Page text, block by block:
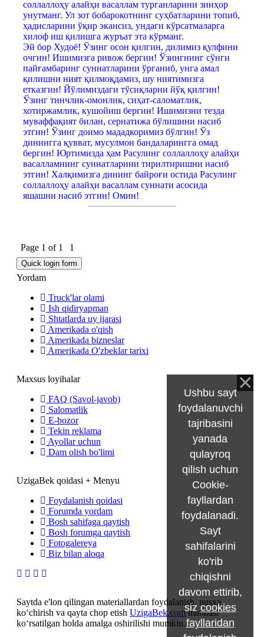
соллаллоҳу алайҳи васаллам турганларини зинҳор
унутманг. Ул зот бобарокотнинг суҳбатларини топиб,
ҳадисларини ўқир экансиз, ундаги кўрсатмаларга
хилоф иш қилишга журъат эта кўрманг.
Эй бор Худоё! Ўзинг осон қилгин, дилимиз қулфини
очгин! Ишимизга ривож бергин! Ўзингнинг сўнги
пайғамбаринг суннатларини ўрганиб, унга амал
қилишни ният қилмоқдамиз, шу ниятимизга
етказгин! Йўлимиздаги тўсиқларни йўқ қилгин!
Ўзинг тинчлик-омонлик, сиҳат-саломатлик,
хотиржамлик, кушойиш бергин! Ишимизни тезда
муваффақият билан, сернатижа бўлишини насиб
этгин! Ўзинг доимо мададкоримиз бўлгин! Ўз
динингга қувват, мусулмон бандаларингга омад
бергин! Юртимизда ҳам Расулинг соллаллоҳу алайҳи
васалламнинг суннатларини тирилтиришни насиб
этгин! Халқимизга дининг байроғи остида Расулинг
соллаллоҳу алайҳи васаллам суннати асосида
яшашни насиб этгин! Омин!
Page 1 of 1 1
Yordam
Truck'lar olami
Ish qidiryapman
Shtatlarda uy ijarasi
Amerikada o'qish
Amerikada bizneslar
Amerikada O'zbeklar tarixi
Maxsus loyihalar
FAQ (Savol-javob)
Salomatlik
E-bozor
Tekin reklama
Ayollar uchun
Dam olish bo'limi
UzigaBek qoidasi + Menyu
Foydalanish qoidasi
Forumda yordam
Bosh sahifaga qaytish
Bosh forumga qaytish
Fotogalereya
Biz bilan aloqa
Saytda e'lon qilingan materiallardan foydalanish, nusxa
ko‘chirish va qayta chop etish UzigaBek.commanbasi
ko‘rsatilgan holda amalga oshirilishi mumkin.
Ushbu sayt
foydalanuvchi
tajribasini
yanada
qulayroq
qilish uchun
Cookie-
fayllardan
foydalanadi.
Sayt
sahifalarini
ko'rib
chiqishni
davom ettirib,
sizcookies
fayllaridan